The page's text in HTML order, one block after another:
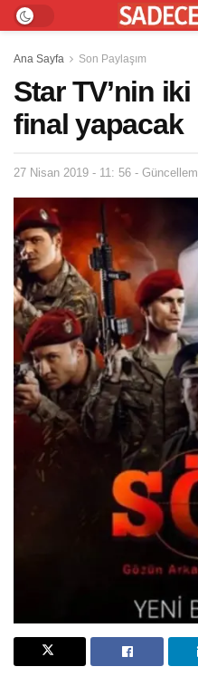
Ana Sayfa Son Paylaşım
Star TV’nin iki
final yapacak
27 Nisan 2019 - 11: 56 -